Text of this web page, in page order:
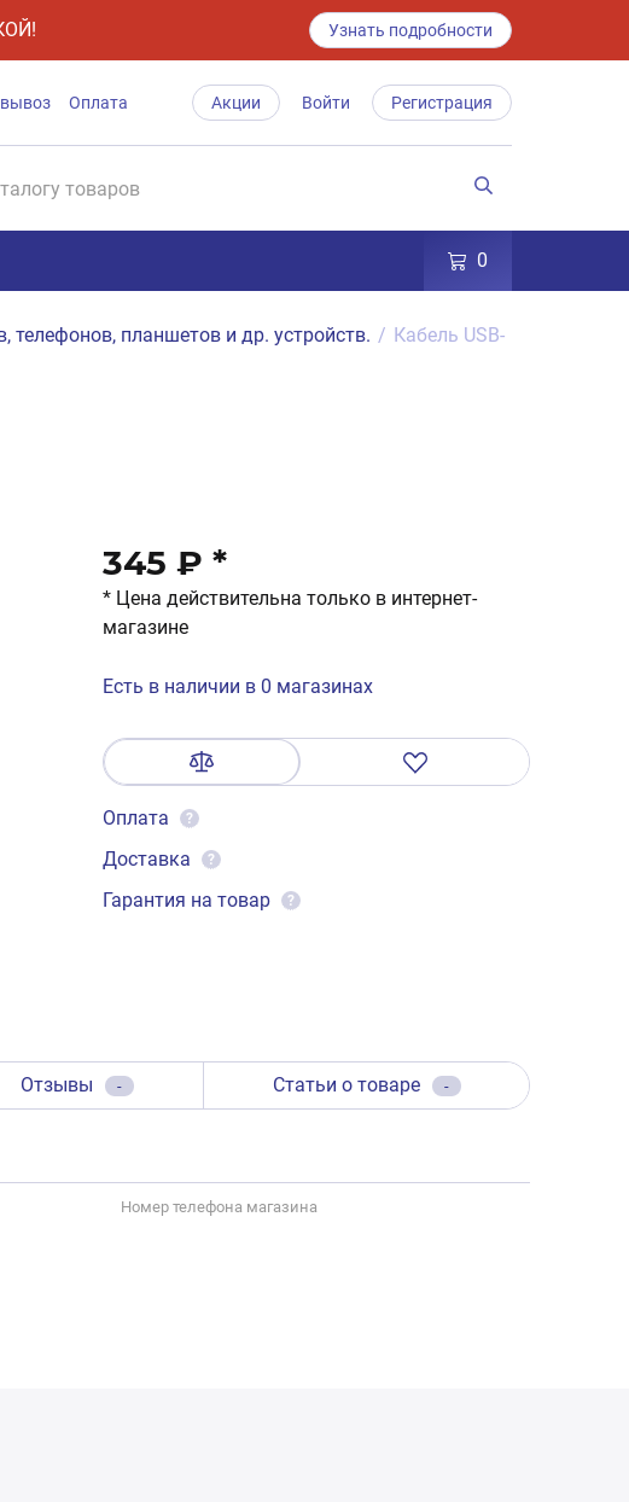
Узнать подробности
Оплата Акции Войти Регистрация
0
планшетов и др. устройств. / Кабель USB-
345 ₽ *
* Цена действительна только в интернет-
магазине
Есть в наличии в 0 магазинах
Оплата ?
Доставка ?
Гарантия на товар ?
Отзывы - Статьи о товаре -
Номер телефона магазина